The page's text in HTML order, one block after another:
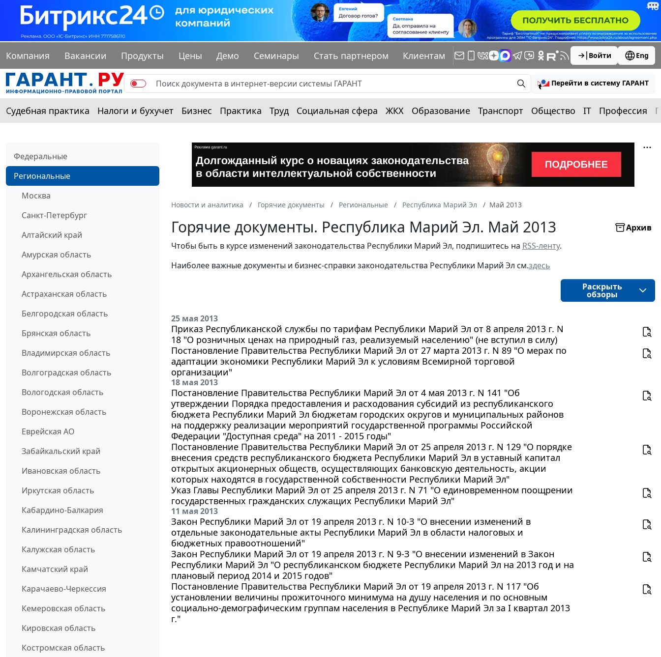
Компания Вакансии Продукты Цены Демо Семинары Стать партнером Клиентам Войти Eng
Перейти в систему ГАРАНТ
Судебная практика Налоги и бухучет Бизнес Практика Труд Социальная сфера ЖКХ Образование Транспорт Общество IT Профессия
Федеральные
Региональные
Москва
Санкт-Петербург
Алтайский край
Амурская область
Архангельская область
Астраханская область
Белгородская область
Брянская область
Владимирская область
Волгоградская область
Вологодская область
Воронежская область
Еврейская АО
Забайкальский край
Ивановская область
Иркутская область
Кабардино-Балкария
Калининградская область
Калужская область
Камчатский край
Карачаево-Черкессия
Кемеровская область
Кировская область
Костромская область
Новости и аналитика Горячие документы Региональные Республика Марий Эл Май 2013
Горячие документы. Республика Марий Эл. Май 2013
Архив
Чтобы быть в курсе изменений законодательства Республики Марий Эл, подпишитесь на RSS-ленту.
Наиболее важные документы и бизнес-справки законодательства Республики Марий Эл см.здесь
Раскрыть
обзоры
25 мая 2013
Приказ Республиканской службы по тарифам Республики Марий Эл от 8 апреля 2013 г. N
18 "О розничных ценах на природный газ, реализуемый населению" (не вступил в силу)
Постановление Правительства Республики Марий Эл от 27 марта 2013 г. N 89 "О мерах по
адаптации экономики Республики Марий Эл к условиям Всемирной торговой
организации"
18 мая 2013
Постановление Правительства Республики Марий Эл от 4 мая 2013 г. N 141 "Об
утверждении Порядка предоставления и расходования субсидий из республиканского
бюджета Республики Марий Эл бюджетам городских округов и муниципальных районов
на поддержку реализации мероприятий государственной программы Российской
Федерации "Доступная среда" на 2011 - 2015 годы"
Постановление Правительства Республики Марий Эл от 25 апреля 2013 г. N 129 "О порядке
внесения средств республиканского бюджета Республики Марий Эл в уставный капитал
открытых акционерных обществ, осуществляющих банковскую деятельность, акции
которых находятся в государственной собственности Республики Марий Эл"
Указ Главы Республики Марий Эл от 25 апреля 2013 г. N 71 "О единовременном поощрении
государственных гражданских служащих Республики Марий Эл"
11 мая 2013
Закон Республики Марий Эл от 19 апреля 2013 г. N 10-З "О внесении изменений в
отдельные законодательные акты Республики Марий Эл в области налоговых и
бюджетных правоотношений"
Закон Республики Марий Эл от 19 апреля 2013 г. N 9-З "О внесении изменений в Закон
Республики Марий Эл "О республиканском бюджете Республики Марий Эл на 2013 год и на
плановый период 2014 и 2015 годов"
Постановление Правительства Республики Марий Эл от 19 апреля 2013 г. N 117 "Об
установлении величины прожиточного минимума на душу населения и по основным
социально-демографическим группам населения в Республике Марий Эл за I квартал 2013
г."